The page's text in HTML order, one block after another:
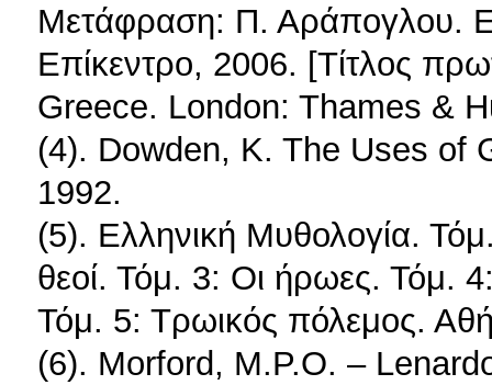
Μετάφραση: Π. Αράπογλου.
Επίκεντρο, 2006. [Τίτλος
Greece. London: Thames &
(4). Dowden, K. The Uses of
1992.
(5). Ελληνική Μυθολογία.
θεοί. Τόμ. 3: Οι ήρωες. Τόμ.
Τόμ. 5: Τρωικός πόλεμος.
(6). Morford, M.P.O. –